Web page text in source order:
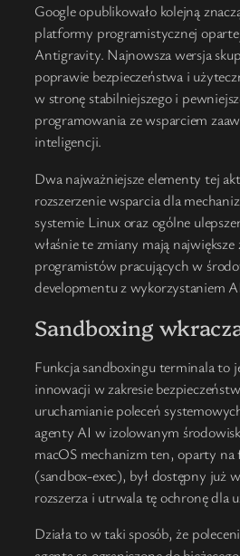
Google opublikowało kolejną
platformy programistycznej
Antigravity. Najnowsza wersja
poprawie bezpieczeństwa i
w stronę stabilniejszego i
programowania ze wsparciem
inteligencji.
Dwa najważniejsze elementy tej
rozszerzenie wsparcia dla
systemie Linux oraz ogólne
właśnie te zmiany mają największe
programistów pracujących w
developmentu z wykorzystaniem
Sandboxing
Funkcja sandboxingu terminala to
innowacji w zakresie
uruchamianie poleceń
agenty AI w izolowanym
macOS mechanizm ten, oparty na
(sandbox-exec), był dostępny już
rozszerza i utrwala tę ochronę dla
Działa to w taki sposób, że